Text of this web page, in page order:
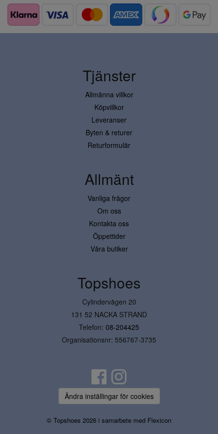
Tjänster
Allmänna villkor
Köpvillkor
Leveranser
Byten & returer
Returformulär
Allmänt
Vanliga frågor
Om oss
Kontakta oss
Öppettider
Våra butiker
Topshoes
Cylindervägen 20
131 52 NACKA STRAND
Telefon: 08-204425
Organisationsnr: 556767-3735
Ändra inställingar för cookies
© Topshoes 2026 i samarbete med Flexicon